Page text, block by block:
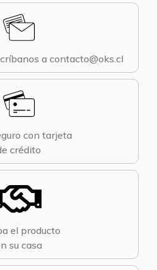
a contacto@oks.cl
con tarjeta
crédito
el producto
su casa